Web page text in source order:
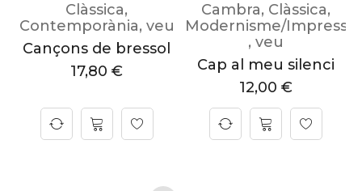
Clàssica,
Contemporània, veu
Cançons de bressol
17,80 €
Cambra, Clàssica,
Modernisme/
, veu
Cap al meu silenci
12,00 €